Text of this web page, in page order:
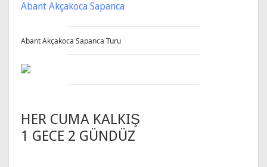
Abant Akçakoca Sapanca
Abant Akçakoca Sapanca Turu
HER CUMA KALKIŞ
1 GECE 2 GÜNDÜZ